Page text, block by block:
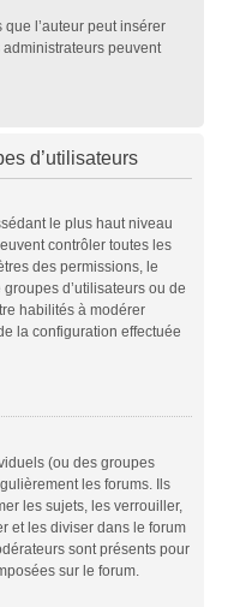
l’auteur peut insérer
peuvent
d’utilisateurs
le plus haut niveau
contrôler toutes les
des permissions, le
d’utilisateurs ou de
habilités à modérer
la configuration effectuée
(ou des groupes
les forums. Ils
les sujets, les verrouiller,
et les diviser dans le forum
sont présents pour
sur le forum.